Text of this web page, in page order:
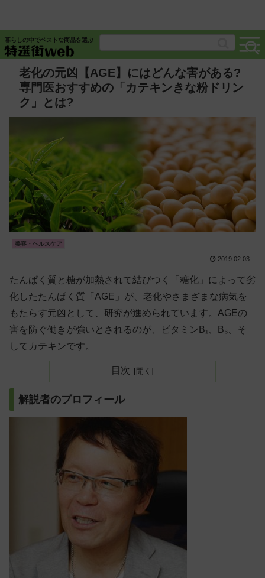
暮らしの中でベストな商品を選ぶ
老化の元凶【AGE】にはどんな害がある?
専門医おすすめの「カテキンきな粉ドリン
ク」とは?
美容・ヘルスケア
2019.02.03
たんぱく質と糖が加熱されて結びつく「糖化」によって劣
化したたんぱく質「AGE」が、老化やさまざまな病気を
もたらす元凶として、研究が進められています。AGEの
害を防ぐ働きが強いとされるのが、ビタミンB₁、B₆、そ
してカテキンです。
目次
解説者のプロフィール